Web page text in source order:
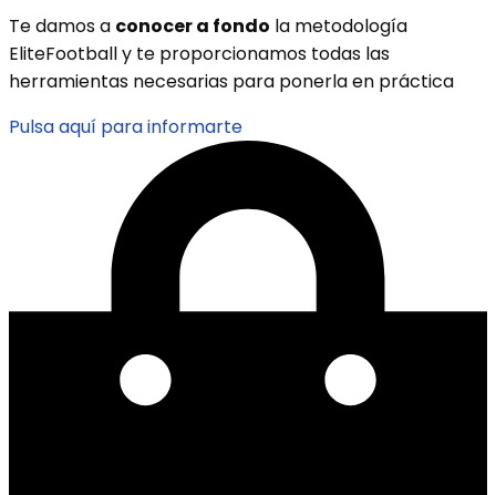
Te damos a conocer a fondo la metodología
EliteFootball y te proporcionamos todas las
herramientas necesarias para ponerla en práctica
Pulsa aquí para informarte